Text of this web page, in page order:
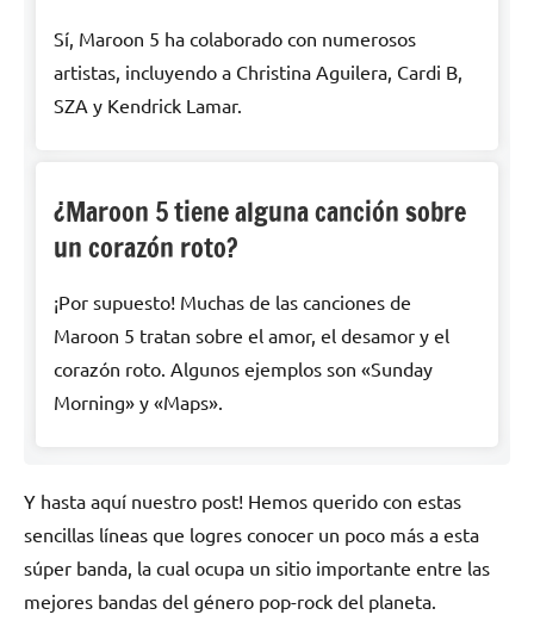
Sí, Maroon 5 ha colaborado con numerosos
artistas, incluyendo a Christina Aguilera, Cardi B,
SZA y Kendrick Lamar.
¿Maroon 5 tiene alguna canción sobre
un corazón roto?
¡Por supuesto! Muchas de las canciones de
Maroon 5 tratan sobre el amor, el desamor y el
corazón roto. Algunos ejemplos son «Sunday
Morning» y «Maps».
Y hasta aquí nuestro post! Hemos querido con estas
sencillas líneas que logres conocer un poco más a esta
súper banda, la cual ocupa un sitio importante entre las
mejores bandas del género pop-rock del planeta.